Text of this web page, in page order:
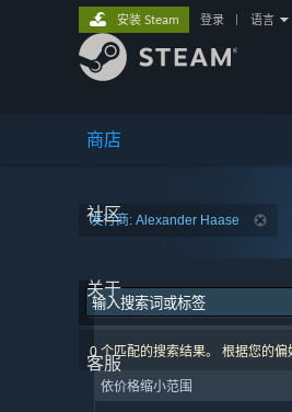
商店
社区
关于
客服
安装 Steam 登录 语言
发行商: Alexander Haase
0 个匹配的搜索结果。 根据您的偏
依价格缩小范围